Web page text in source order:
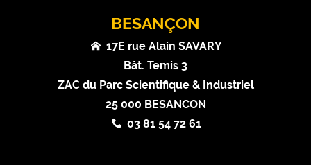
BESANÇON
17E rue Alain SAVARY
Bât. Temis 3
ZAC du Parc Scientifique & Industriel
25 000 BESANCON
03 81 54 72 61